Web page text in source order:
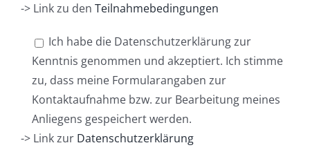
-> Link zu den Teilnahmebedingungen
Ich habe die Datenschutzerklärung zur
Kenntnis genommen und akzeptiert. Ich stimme
zu, dass meine Formularangaben zur
Kontaktaufnahme bzw. zur Bearbeitung meines
Anliegens gespeichert werden.
-> Link zur Datenschutzerklärung